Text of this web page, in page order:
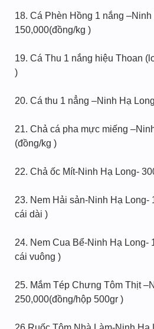
18. Cá Phèn Hồng 1 nắng
150,000(đồng/kg )
19. Cá Thu 1 nắng hiệu Thoan
)
20. Cá thu 1 nẳng –Ninh Hạ
21. Chả cá pha mực miếng
(đồng/kg )
22. Chả ốc Mít-Ninh Hạ Long-
23. Nem Hải sản-Ninh Hạ Long-
cái dài )
24. Nem Cua Bể-Ninh Hạ Long-
cái vuông )
25. Mắm Tép Chưng Tôm Thịt
250,000(đồng/hộp 500gr )